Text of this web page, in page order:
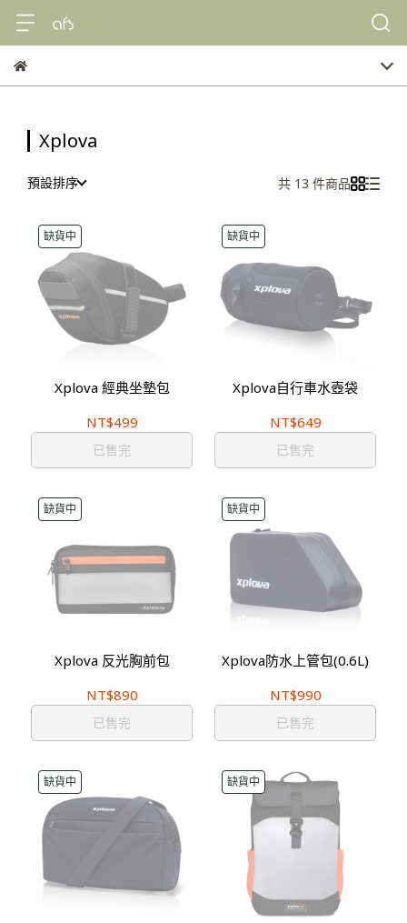
Xplova
預設排序 共 13 件商品
缺貨中
Xplova 經典坐墊包
NT$499
已售完
缺貨中
Xplova自行車水壺袋
NT$649
已售完
缺貨中
Xplova 反光胸前包
NT$890
已售完
缺貨中
Xplova防水上管包(0.6L)
NT$990
已售完
缺貨中 缺貨中